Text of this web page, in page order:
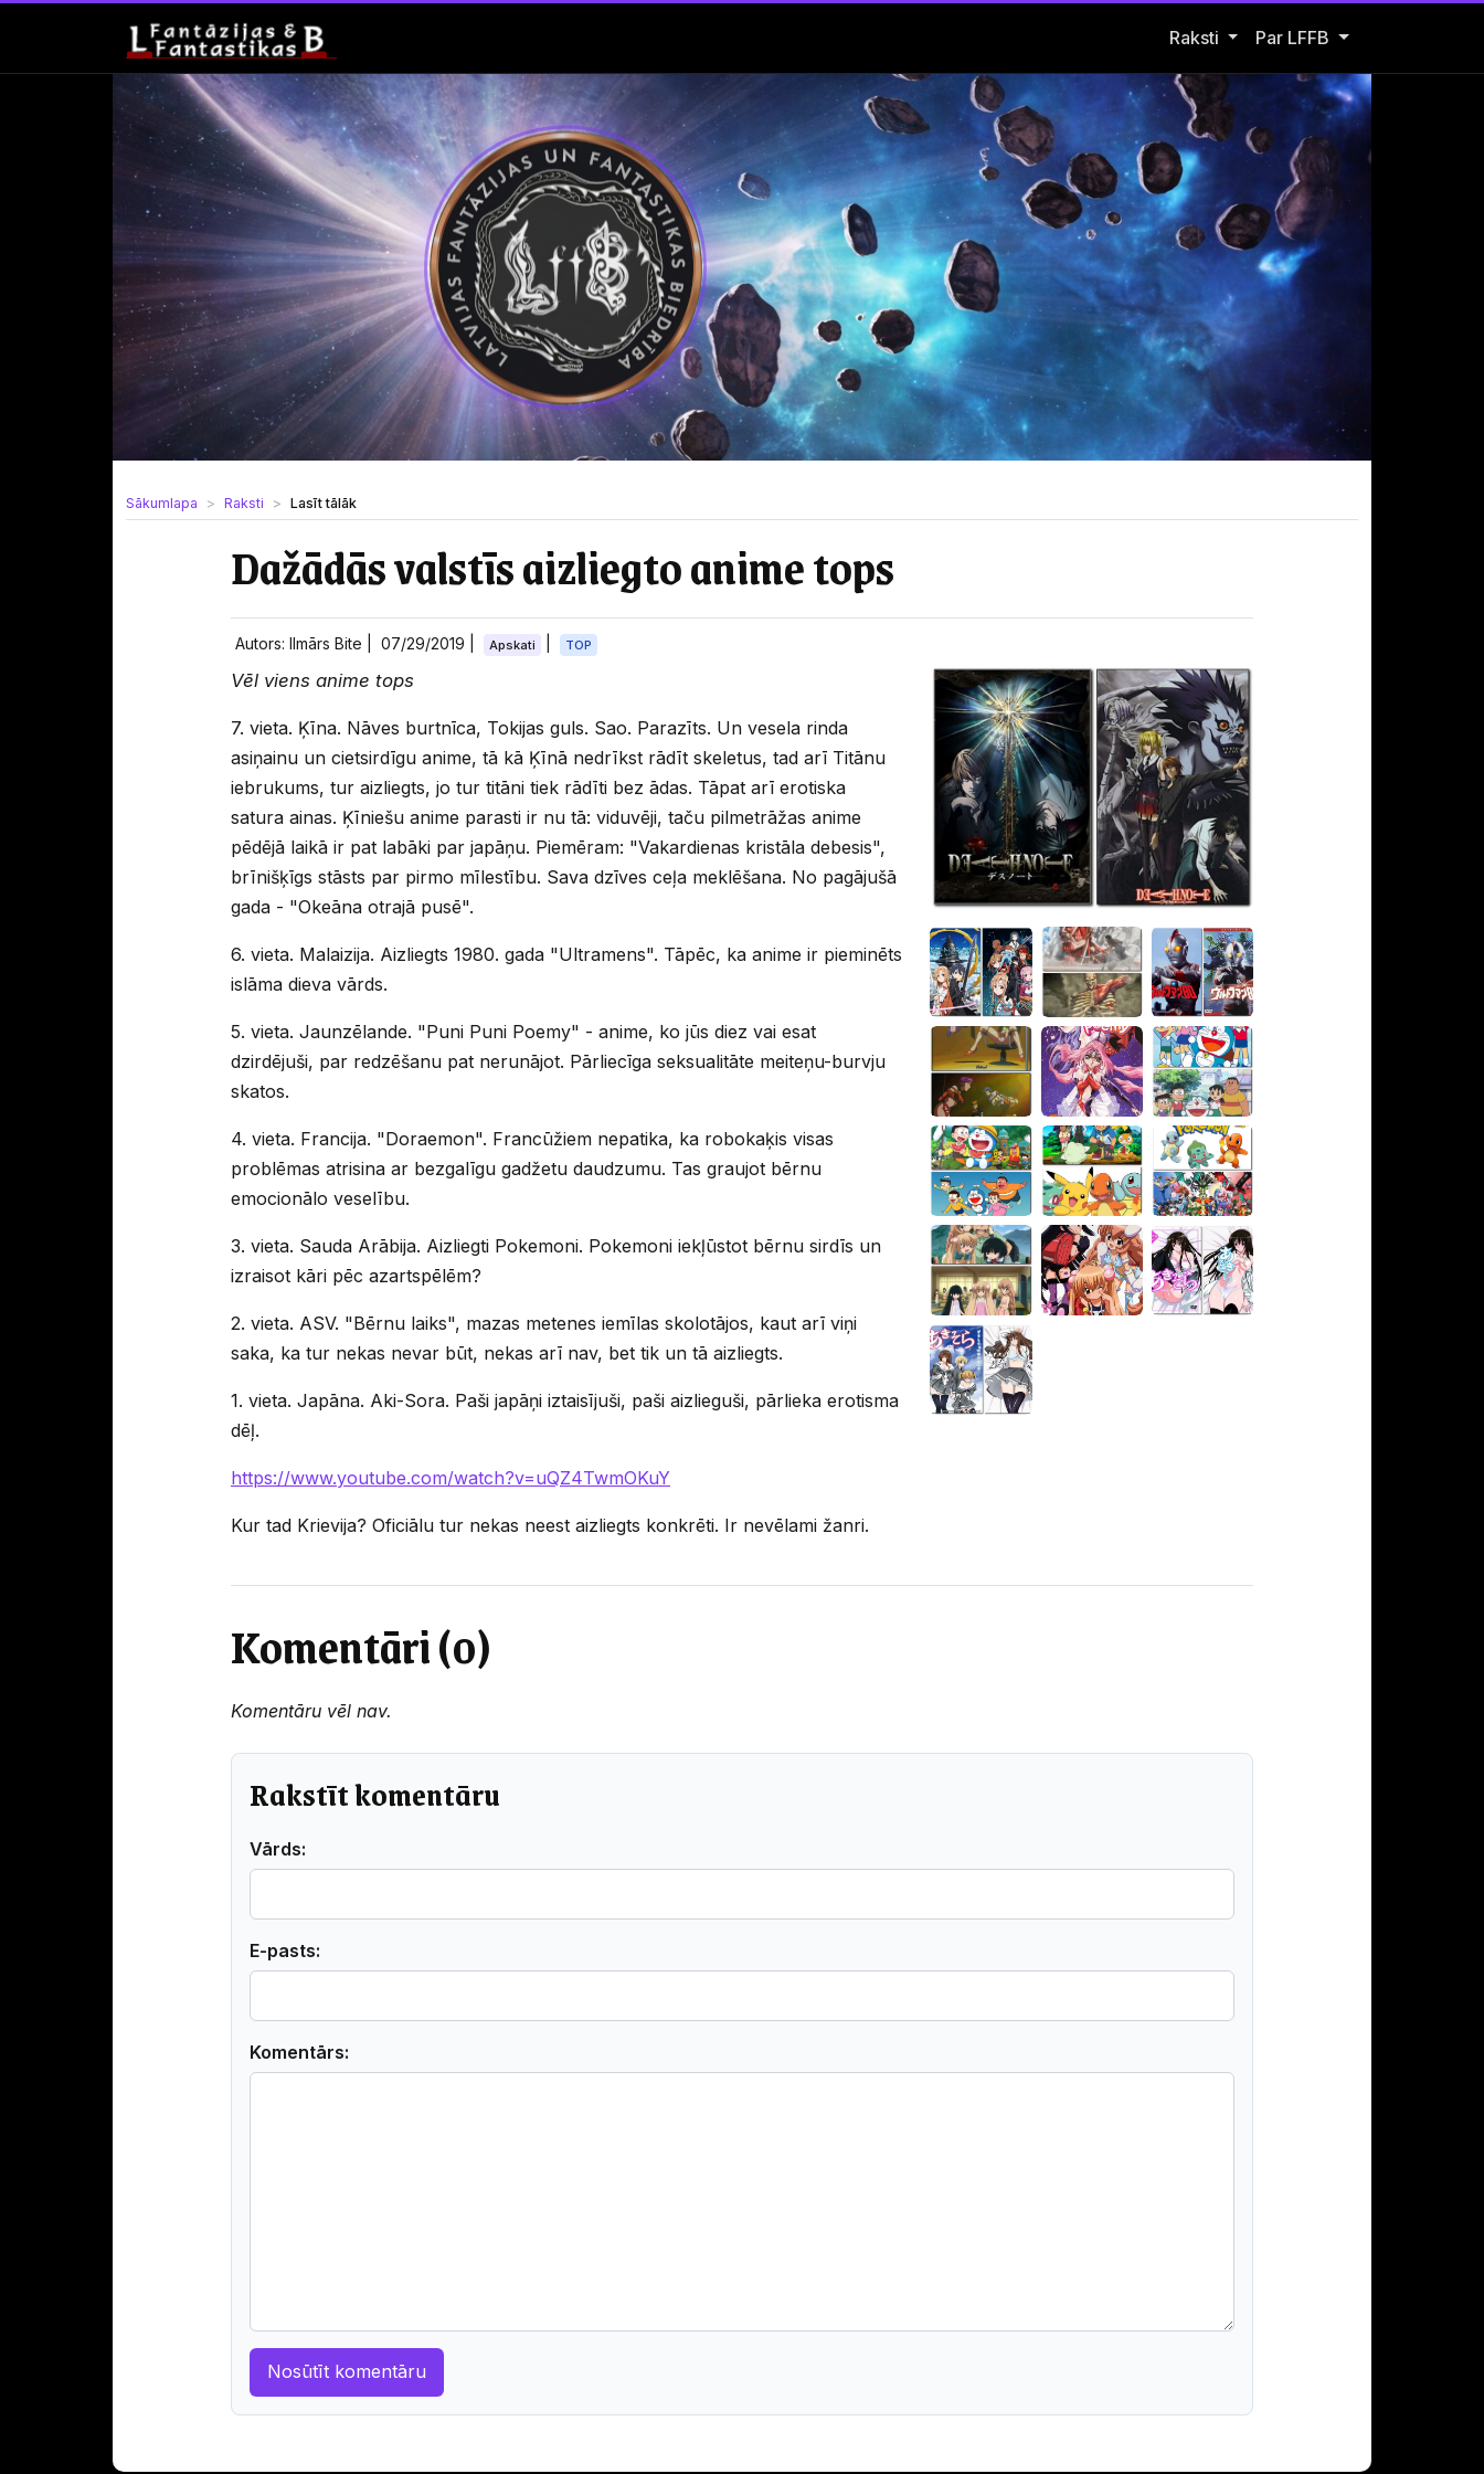
Raksti Open Raksti submenu
Par LFFB
Sākumlapa Raksti Lasīt tālāk
Dažādās valstīs aizliegto anime tops
Autors: Ilmārs Bite | 07/29/2019 Apskati TOP
Vēl viens anime tops
7. vieta. Ķīna. Nāves burtnīca, Tokijas guls. Sao. Parazīts. Un vesela rinda
asiņainu un cietsirdīgu anime, tā kā Ķīnā nedrīkst rādīt skeletus, tad arī Titānu
iebrukums, tur aizliegts, jo tur titāni tiek rādīti bez ādas. Tāpat arī erotiska
satura ainas. Ķīniešu anime parasti ir nu tā: viduvēji, taču pilmetrāžas anime
pēdējā laikā ir pat labāki par japāņu. Piemēram: "Vakardienas kristāla debesis",
brīnišķīgs stāsts par pirmo mīlestību. Sava dzīves ceļa meklēšana. No pagājušā
gada - "Okeāna otrajā pusē".
6. vieta. Malaizija. Aizliegts 1980. gada "Ultramens". Tāpēc, ka anime ir pieminēts
islāma dieva vārds.
5. vieta. Jaunzēlande. "Puni Puni Poemy" - anime, ko jūs diez vai esat
dzirdējuši, par redzēšanu pat nerunājot. Pārliecīga seksualitāte meiteņu-burvju
skatos.
4. vieta. Francija. "Doraemon". Francūžiem nepatika, ka robokaķis visas
problēmas atrisina ar bezgalīgu gadžetu daudzumu. Tas graujot bērnu
emocionālo veselību.
3. vieta. Sauda Arābija. Aizliegti Pokemoni. Pokemoni iekļūstot bērnu sirdīs un
izraisot kāri pēc azartspēlēm?
2. vieta. ASV. "Bērnu laiks", mazas metenes iemīlas skolotājos, kaut arī viņi
saka, ka tur nekas nevar būt, nekas arī nav, bet tik un tā aizliegts.
1. vieta. Japāna. Aki-Sora. Paši japāņi iztaisījuši, paši aizlieguši, pārlieka erotisma
dēļ.
https://www.youtube.com/watch?v=uQZ4TwmOKuY
Kur tad Krievija? Oficiālu tur nekas neest aizliegts konkrēti. Ir nevēlami žanri.
Komentāri (0)
Komentāru vēl nav.
Rakstīt komentāru
Vārds:
E-pasts:
Komentārs: